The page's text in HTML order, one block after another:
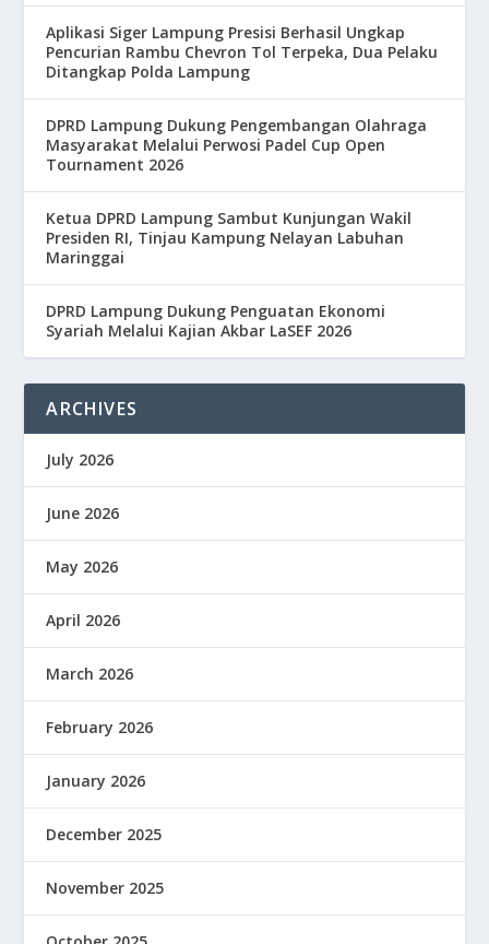
Aplikasi Siger Lampung Presisi Berhasil Ungkap
Pencurian Rambu Chevron Tol Terpeka, Dua Pelaku
Ditangkap Polda Lampung
DPRD Lampung Dukung Pengembangan Olahraga
Masyarakat Melalui Perwosi Padel Cup Open
Tournament 2026
Ketua DPRD Lampung Sambut Kunjungan Wakil
Presiden RI, Tinjau Kampung Nelayan Labuhan
Maringgai
DPRD Lampung Dukung Penguatan Ekonomi
Syariah Melalui Kajian Akbar LaSEF 2026
ARCHIVES
July 2026
June 2026
May 2026
April 2026
March 2026
February 2026
January 2026
December 2025
November 2025